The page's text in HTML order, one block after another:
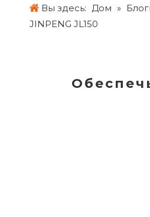
Вы здесь: Дом »
JINPENG JL150